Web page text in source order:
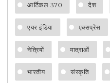
आर्टिकल 370 देश
एयर इंडिया एक्सप्रेस
नेत्रियों मात्राओं
भारतीय संस्कृति